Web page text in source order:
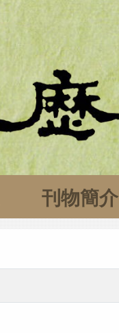
刊物簡介